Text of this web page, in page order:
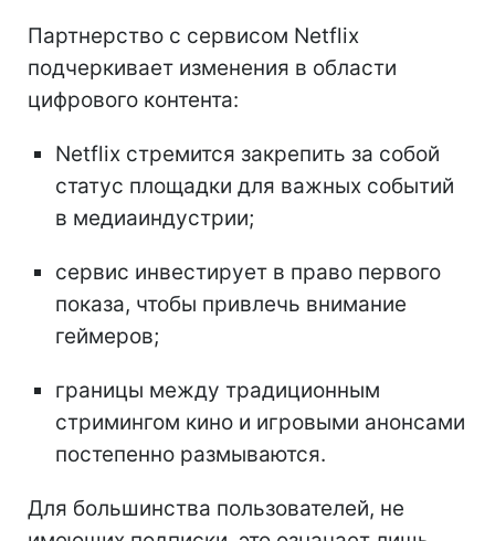
Партнерство с сервисом Netflix
подчеркивает изменения в области
цифрового контента:
Netflix стремится закрепить за собой
статус площадки для важных событий
в медиаиндустрии;
сервис инвестирует в право первого
показа, чтобы привлечь внимание
геймеров;
границы между традиционным
стримингом кино и игровыми анонсами
постепенно размываются.
Для большинства пользователей, не